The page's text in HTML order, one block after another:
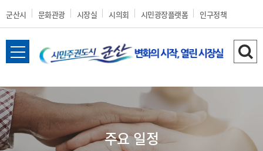
군산시 문화관광 시장실 시의회 시민광장플랫폼 인구정책
전
메
뉴
열
기
검
하
주요 일정